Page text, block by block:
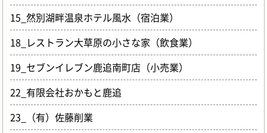
15_然別湖畔温泉ホテル風水（宿泊業）
18_レストラン大草原の小さな家（飲食業）
19_セブンイレブン鹿追南町店（小売業）
22_有限会社おかもと鹿追
23_（有）佐藤削業